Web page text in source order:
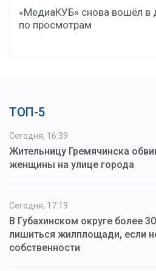
«МедиаКУБ» снова вошёл в
по просмотрам
ТОП-5
Сегодня, 16:39
Жительницу Гремячинска
женщины на улице города
Сегодня, 17:19
В Губахинском округе более
лишиться жилплощади, если
собственности